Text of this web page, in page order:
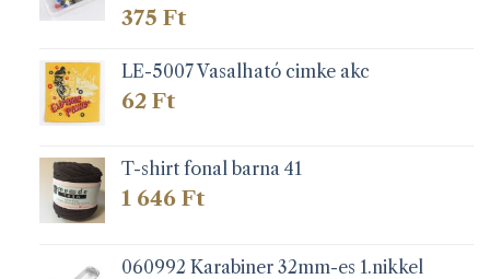
375 Ft
LE-5007 Vasalható cimke akc
62 Ft
T-shirt fonal barna 41
1 646 Ft
060992 Karabiner 32mm-es 1.nikkel